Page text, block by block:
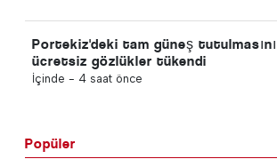
Portekiz'deki tam güneş
ücretsiz gözlükler tükendi
İçinde - 4 saat önce
Popüler